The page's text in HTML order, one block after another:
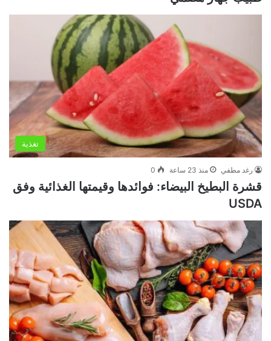
تغذية
رغد مطفي منذ 23 ساعة 0
قشرة البطيخ البيضاء: فوائدها وقيمتها الغذائية وفق
USDA